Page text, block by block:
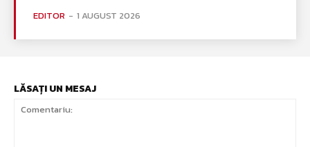
EDITOR - 1 AUGUST 2026
LĂSAȚI UN MESAJ